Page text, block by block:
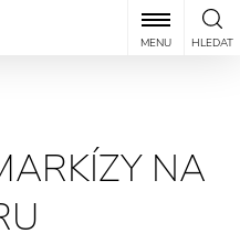
HLEDAT
MENU
NA